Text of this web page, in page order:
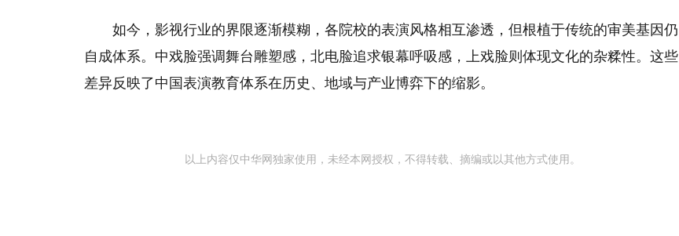
如今，影视行业的界限逐渐模糊，各院校的表演风格相互渗透，但根植于传统的审美基因仍
自成体系。中戏脸强调舞台雕塑感，北电脸追求银幕呼吸感，上戏脸则体现文化的杂糅性。这些
差异反映了中国表演教育体系在历史、地域与产业博弈下的缩影。
以上内容仅中华网独家使用，未经本网授权，不得转载、摘编或以其他方式使用。